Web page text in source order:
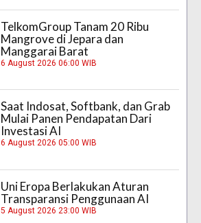
TelkomGroup Tanam 20 Ribu
Mangrove di Jepara dan
Manggarai Barat
6 August 2026 06:00 WIB
Saat Indosat, Softbank, dan Grab
Mulai Panen Pendapatan Dari
Investasi AI
6 August 2026 05:00 WIB
Uni Eropa Berlakukan Aturan
Transparansi Penggunaan AI
5 August 2026 23:00 WIB